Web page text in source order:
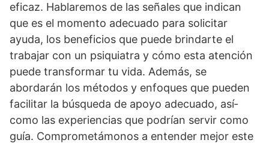
eficaz. Hablaremos de las señales que indican
que es el momento adecuado para solicitar
ayuda, los beneficios que puede brindarte el
trabajar con un psiquiatra y cómo esta atención
puede transformar tu vida. Además, se
abordarán los métodos y enfoques que pueden
facilitar la búsqueda de apoyo adecuado, así­
como las experiencias que podrí­an servir como
guí­a. Comprometámonos a entender mejor este